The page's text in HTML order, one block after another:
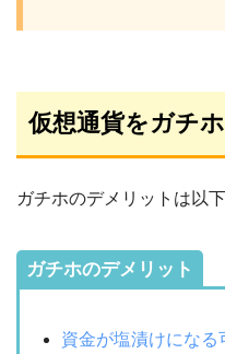
仮想通貨をガチ
ガチホのデメリットは以
ガチホのデメリット
資金が塩漬けになる